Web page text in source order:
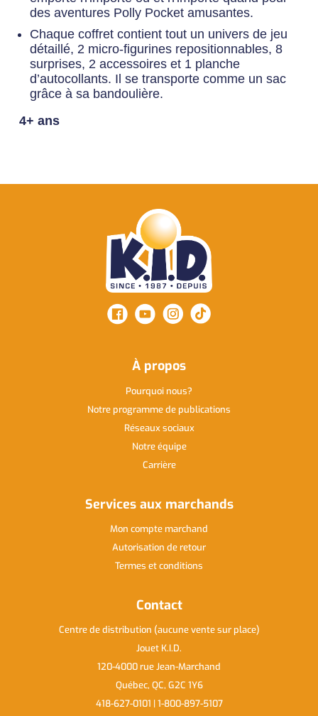
des aventures Polly Pocket amusantes.
Chaque coffret contient tout un univers de jeu
détaillé, 2 micro-figurines repositionnables, 8
surprises, 2 accessoires et 1 planche
d’autocollants. Il se transporte comme un sac
grâce à sa bandoulière.
4+ ans
À propos
Pourquoi nous
Notre programme de publications
Réseaux sociaux
Notre équipe
Carrière
Services aux marchands
Mon compte marchand
Autorisation de retour
Termes et conditions
Contact
Centre de distribution (aucune vente sur place)
Jouet K.I.D.
120-4000 rue Jean-Marchand
Québec, QC, G2C 1Y6
418-627-0101 | 1-800-897-5107